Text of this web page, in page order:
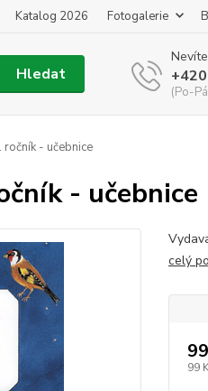
Katalog 2026 Fotogalerie
Hledat
(Po-
- učebnice
- učebnice
celý
99